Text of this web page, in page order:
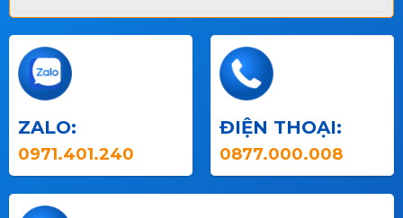
ZALO:
0971.401.240
ĐIỆN THOẠI:
0877.000.008